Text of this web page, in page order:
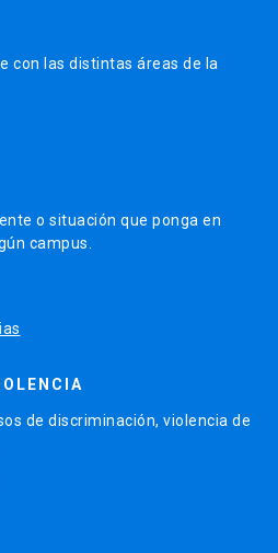
con las distintas áreas de la
o situación que ponga en
campus.
de discriminación, violencia de